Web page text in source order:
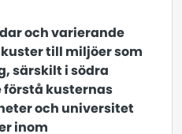
och varierande
till miljöer som
särskilt i södra
förstå kusternas
och universitet
inom